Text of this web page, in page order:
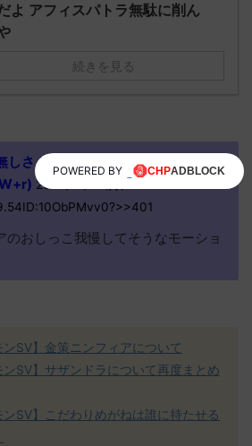
よ アフィスパトラ無駄に削ん
続きを見る
しさん、君に決めた！ (ﾜｯﾁｮｲW
2023/01/02(月)
のおしっこ我慢してそうなモーショ
ンSV】金策ニンフィアについて
ンSV】サザンドラについて再度まとめ
ンSV】こだわりめがねは誰に持たせる
POWERED BY